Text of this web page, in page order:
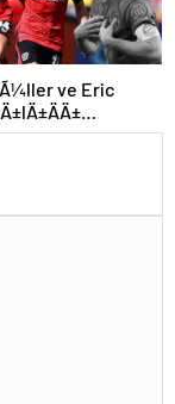
ve Eric
devinden